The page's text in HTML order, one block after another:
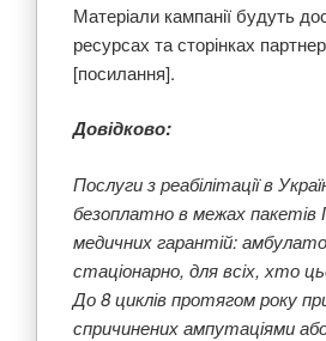
Матеріали кампанії будуть
ресурсах та сторінках
[посилання].
Довідково:
Послуги з реабілітації в
безоплатно в межах пакетів
медичних гарантій:
стаціонарно, для всіх, хто
До 8 циклів протягом року
спричинених ампутаціями